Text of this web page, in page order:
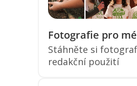
Fotografie pro
Stáhněte si
redakční použití